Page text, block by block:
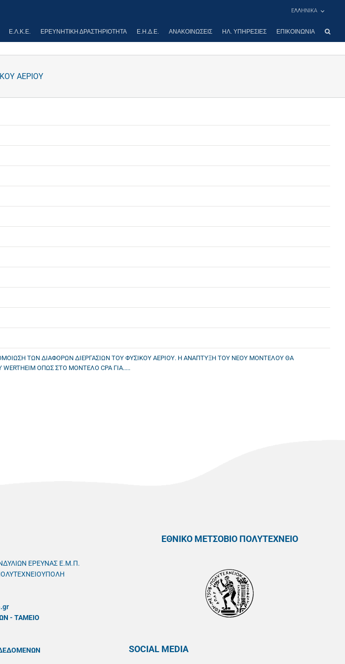
ΕΛΛΗΝΙΚΑ
Ε.Λ.Κ.Ε. ΕΡΕΥΝΗΤΙΚΉ ΔΡΑΣΤΗΡΙΌΤΗΤΑ Ε.Η.Δ.Ε. ΑΝΑΚΟΙΝΏΣΕΙΣ ΗΛ. ΥΠΗΡΕΣΊΕΣ ΕΠΙΚΟΙΝΩΝΊΑ
ΑΕΡΙΟΥ
ΤΩΝ ΔΙΑΦΟΡΩΝ ΔΙΕΡΓΑΣΙΩΝ ΤΟΥ ΦΥΣΙΚΟΥ ΑΕΡΙΟΥ. Η ΑΝΑΠΤΥΞΗ ΤΟΥ ΝΕΟΥ ΜΟΝΤΕΛΟΥ ΘΑ
ΟΠΩΣ ΣΤΟ ΜΟΝΤΕΛΟ CPA ΓΙΑ.....
ΕΡΕΥΝΑΣ Ε.Μ.Π.
- ΤΑΜΕΙΟ
ΕΘΝΙΚΟ ΜΕΤΣΟΒΙΟ ΠΟΛΥΤΕΧΝΕΙΟ
SOCIAL MEDIA